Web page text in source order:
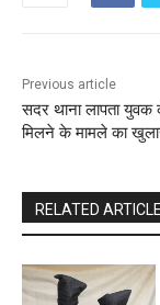
Previous article
सदर थाना लापता युवक
मिलने के मामले का
RELATED